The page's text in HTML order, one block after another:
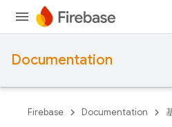
Documentation
Firebase Documentation